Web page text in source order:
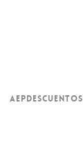
AEPDESCUENTOS